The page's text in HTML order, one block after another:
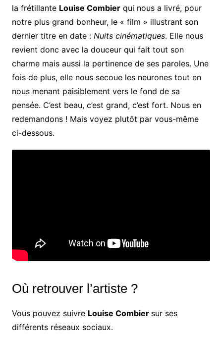
la frétillante Louise Combierqui nous a livré, pour
notre plus grand bonheur, le « film » illustrant son
dernier titre en date : Nuits cinématiques. Elle nous
revient donc avec la douceur qui fait tout son
charme mais aussi la pertinence de ses paroles. Une
fois de plus, elle nous secoue les neurones tout en
nous menant paisiblement vers le fond de sa
pensée. C’est beau, c’est grand, c’est fort. Nous en
redemandons ! Mais voyez plutôt par vous-même
ci-dessous.
Où retrouver l’artiste ?
Vous pouvez suivre Louise Combier sur ses
différents réseaux sociaux.